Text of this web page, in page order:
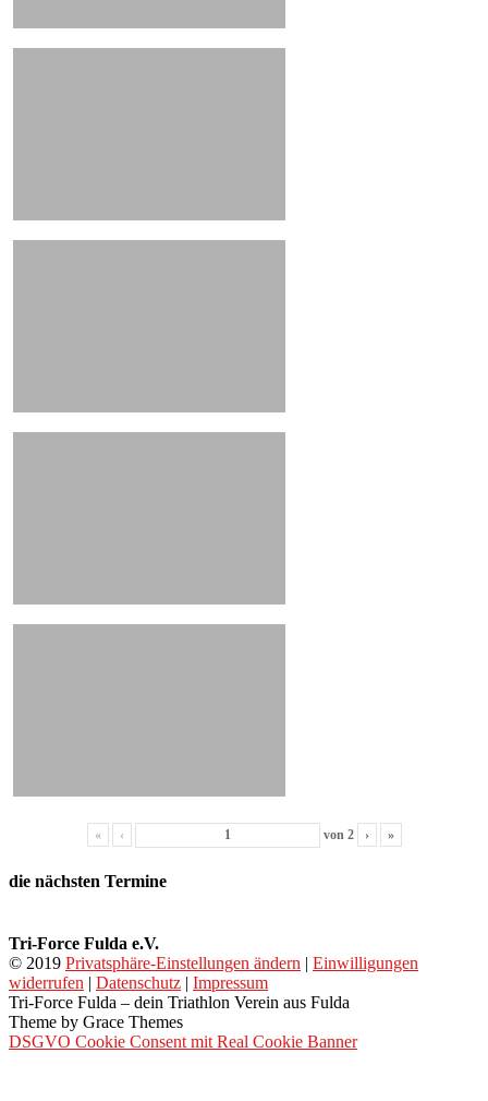
« ‹ von 2 › »
die nächsten Termine
Tri-Force Fulda e.V.
© 2019 Privatsphäre-Einstellungen ändern | Einwilligungen
widerrufen | Datenschutz | Impressum
Tri-Force Fulda – dein Triathlon Verein aus Fulda
Theme by Grace Themes
DSGVO Cookie Consent mit Real Cookie Banner